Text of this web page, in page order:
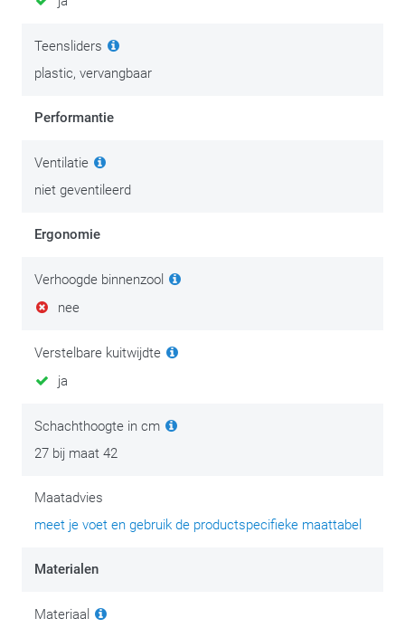
Teensliders
plastic, vervangbaar
Performantie
Ventilatie
niet geventileerd
Ergonomie
Verhoogde binnenzool
nee
Verstelbare kuitwijdte
ja
Schachthoogte in cm
27 bij maat 42
Maatadvies
meet je voet en gebruik de productspecifieke maattabel
Materialen
Materiaal